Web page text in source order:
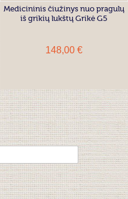
Medicininis čiužinys nuo pragulų
iš grikių lukštų Grikė G5
148,00 €